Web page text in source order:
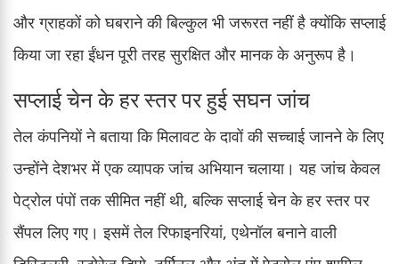
और ग्राहकों को घबराने की बिल्कुल भी जरूरत नहीं है क्योंकि सप्लाई
किया जा रहा ईंधन पूरी तरह सुरक्षित और मानक के अनुरूप है।
सप्लाई चेन के हर स्तर पर हुई सघन जांच
तेल कंपनियों ने बताया कि मिलावट के दावों की सच्चाई जानने के लिए
उन्होंने देशभर में एक व्यापक जांच अभियान चलाया। यह जांच केवल
पेट्रोल पंपों तक सीमित नहीं थी, बल्कि सप्लाई चेन के हर स्तर पर
सैंपल लिए गए। इसमें तेल रिफाइनरियां, एथेनॉल बनाने वाली